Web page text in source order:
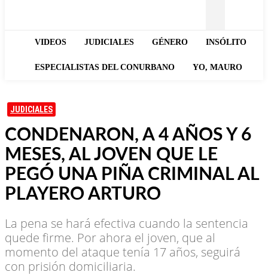
VIDEOS JUDICIALES GÉNERO INSÓLITO
ESPECIALISTAS DEL CONURBANO YO, MAURO
JUDICIALES
CONDENARON, A 4 AÑOS Y 6
MESES, AL JOVEN QUE LE
PEGÓ UNA PIÑA CRIMINAL AL
PLAYERO ARTURO
La pena se hará efectiva cuando la sentencia
quede firme. Por ahora el joven, que al
momento del ataque tenía 17 años, seguirá
con prisión domiciliaria.